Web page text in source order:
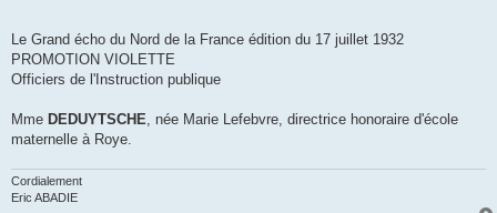
Le Grand écho du Nord de la France édition du 17 juillet 1932
PROMOTION VIOLETTE
Officiers de l'Instruction publique
Mme DEDUYTSCHE , née Marie Lefebvre, directrice honoraire d'école
maternelle à Roye.
Cordialement
Eric ABADIE